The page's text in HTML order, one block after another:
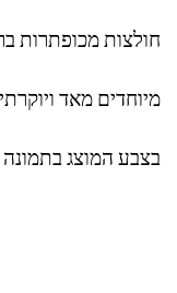
חולצות מכופתרות
מיוחדים מאד
בצבע המוצג בתמונה